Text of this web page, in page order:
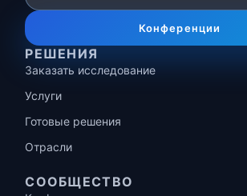
Конференции
РЕШЕНИЯ
Заказать исследование
Услуги
Готовые решения
Отрасли
СООБЩЕСТВО